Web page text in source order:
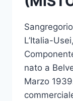
L’Italia-
nato a
Marzo